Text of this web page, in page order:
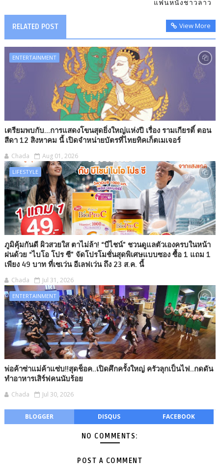
แฟนหนังชาวลาว
RELATED POST View More
ENTERTAINMENT
เตรียมพบกับ...การแสดงโขนสุดยิ่งใหญ่แห่งปี เรื่อง รามเกียรติ์ ตอน
สีดา 12 สิงหาคม นี้ เปิดจำหน่ายบัตรที่ไทยทิคเก็ตเมเจอร์
Chada Aug 01, 2026
LIFESTYLE
ภูมิคุ้มกันดี ผิวสวยใส ตาไม่ล้า! “บีไชน์” ชวนดูแลตัวเองครบในหน้า
ฝนด้วย “ไบโอ โปร ซี” จัดโปรโมชั่นสุดพิเศษแบบซอง ซื้อ 1 แถม 1
เพียง 49 บาท ที่เซเว่น อีเลฟเว่น ถึง 23 ส.ค. นี้
Chada Jul 31, 2026
ENTERTAINMENT
พ่อค้าซ่าแม่ค้าแซ่บ!!สุดช็อค..เปิดศึกครั้งใหญ่ ครัวลุกเป็นไฟ..กดดัน
ทำอาหารเสิร์ฟคนนับร้อย
Chada Jul 30, 2026
BLOGGER DISQUS FACEBOOK
NO COMMENTS:
POST A COMMENT